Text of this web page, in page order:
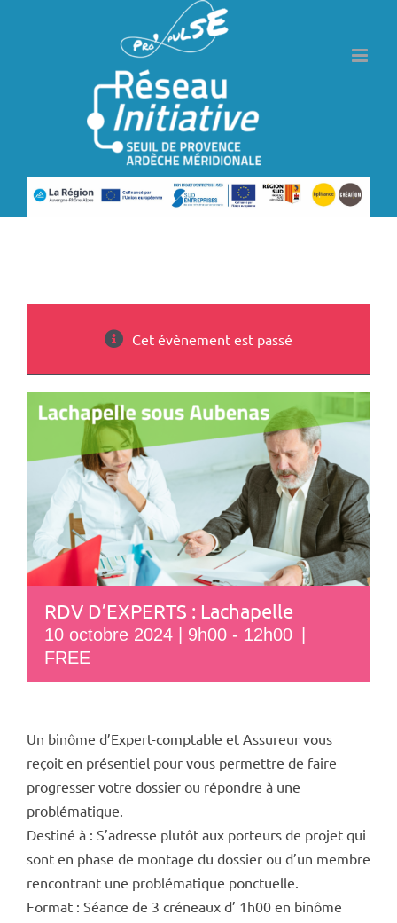
Cet évènement est passé
RDV D’EXPERTS : Lachapelle
10 octobre 2024 | 9h00 - 12h00
FREE
Un binôme d’Expert-comptable et Assureur vous
reçoit en présentiel pour vous permettre de faire
progresser votre dossier ou répondre à une
problématique.
Destiné à : S’adresse plutôt aux porteurs de projet qui
sont en phase de montage du dossier ou d’un membre
rencontrant une problématique ponctuelle.
Format : Séance de 3 créneaux d’ 1h00 en binôme